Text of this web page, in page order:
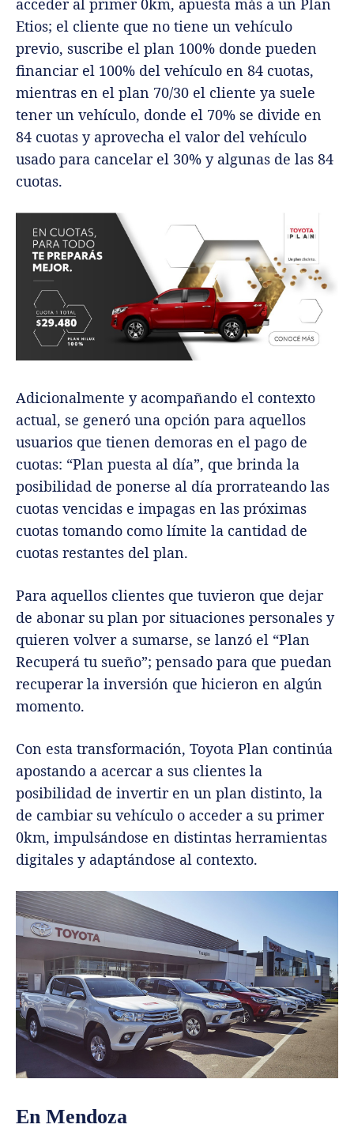
acceder al primer 0km, apuesta más a un Plan
Etios; el cliente que no tiene un vehículo
previo, suscribe el plan 100% donde pueden
financiar el 100% del vehículo en 84 cuotas,
mientras en el plan 70/30 el cliente ya suele
tener un vehículo, donde el 70% se divide en
84 cuotas y aprovecha el valor del vehículo
usado para cancelar el 30% y algunas de las 84
cuotas.
Adicionalmente y acompañando el contexto
actual, se generó una opción para aquellos
usuarios que tienen demoras en el pago de
cuotas: “Plan puesta al día”, que brinda la
posibilidad de ponerse al día prorrateando las
cuotas vencidas e impagas en las próximas
cuotas tomando como límite la cantidad de
cuotas restantes del plan.
Para aquellos clientes que tuvieron que dejar
de abonar su plan por situaciones personales y
quieren volver a sumarse, se lanzó el “Plan
Recuperá tu sueño”; pensado para que puedan
recuperar la inversión que hicieron en algún
momento.
Con esta transformación, Toyota Plan continúa
apostando a acercar a sus clientes la
posibilidad de invertir en un plan distinto, la
de cambiar su vehículo o acceder a su primer
0km, impulsándose en distintas herramientas
digitales y adaptándose al contexto.
En Mendoza